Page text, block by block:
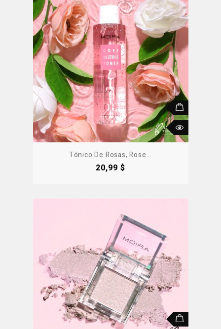
Tónico De Rosas, Rose...
Precio
20,99 $